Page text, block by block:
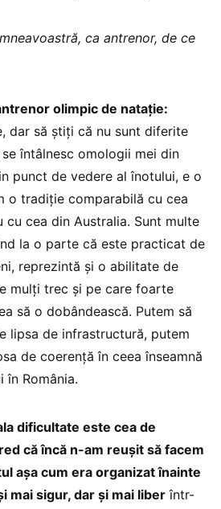
ca antrenor, de ce
olimpic de natație:
dar să știți că nu sunt diferite
întâlnesc omologii mei din
punct de vedere al înotului, e o
o tradiție comparabilă cu cea
cu cea din Australia. Sunt multe
la o parte că este practicat de
reprezintă și o abilitate de
mulți trec și pe care foarte
să o dobândească. Putem să
lipsa de infrastructură, putem
de coerență în ceea înseamnă
în România.
dificultate este cea de
că încă n-am reușit să facem
așa cum era organizat înainte
mai sigur, dar și mai liber într-